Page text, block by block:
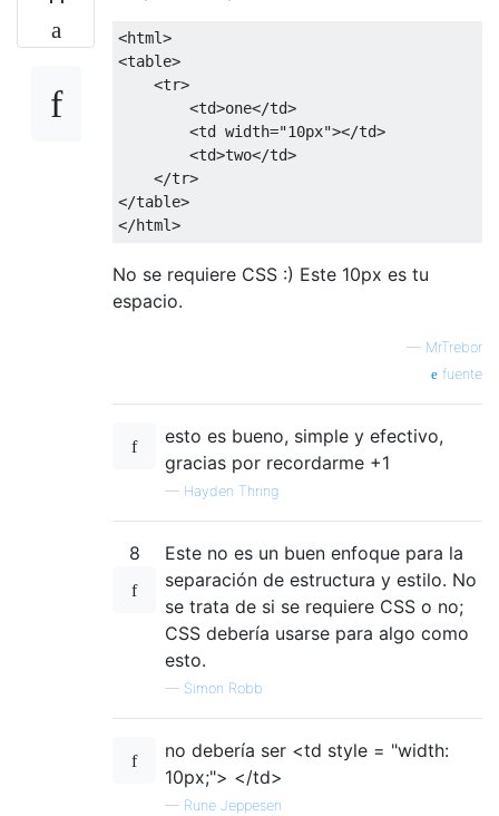
<html>
<table>
<tr>
<td>one</td>
<td width="10px"></td>
<td>two</td>
</tr>
</table>
</html>
No se requiere CSS :) Este 10px es tu
espacio.
— MrTrebor
fuente
esto es bueno, simple y efectivo,
gracias por recordarme +1
— Hayden Thring
8
Este no es un buen enfoque para la
separación de estructura y estilo. No
se trata de si se requiere CSS o no;
CSS debería usarse para algo como
esto.
— Simon Robb
no debería ser <td style = "width:
10px;"> </td>
— Rune Jeppesen